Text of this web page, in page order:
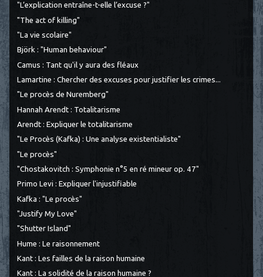
"L’explication entraîne-t-elle l’excuse ?"
"The act of killing"
"La vie scolaire"
Björk : "Human behaviour"
Camus : Tant qu'il y aura des fléaux
Lamartine : Chercher des excuses pour justifier les crimes...
"Le procès de Nuremberg"
Hannah Arendt : Totalitarisme
Arendt : Expliquer le totalitarisme
"Le Procès (Kafka) : Une analyse existentialiste"
"Le procès"
"Chostakovitch : Symphonie n°5 en ré mineur op. 47"
Primo Levi : Expliquer l'injustifiable
Kafka : "Le procès"
"Justify My Love"
"Shutter Island"
Hume : Le raisonnement
Kant : Les failles de la raison humaine
Kant : La solidité de la raison humaine ?